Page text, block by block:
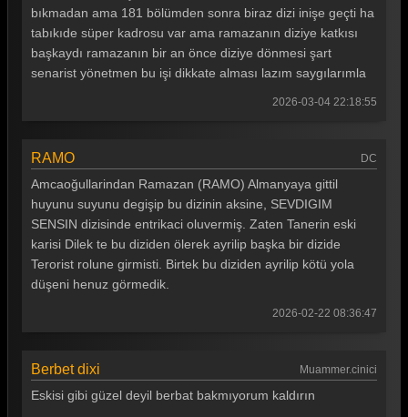
Gönül Dağı 168. Bölüm
Gönül Dağı 167. Bölüm
Gönül Dağı 166. Bölüm
Gönül Dağı 164. Bölüm
Gönül Dağı 163. Bölüm
Gönül Dağı 162. Bölüm
Gönül Dağı 161. Bölüm
Gönül Dağı 160. Bölüm
Gönül Dağı 157. Bölüm
bıkmadan ama 181 bölümden sonra biraz dizi inişe geçti ha
tabıkıde süper kadrosu var ama ramazanın diziye katkısı
başkaydı ramazanın bir an önce diziye dönmesi şart
senarist yönetmen bu işi dikkate alması lazım saygılarımla
2026-03-04 22:18:55
RAMO DC
Amcaoğullarindan Ramazan (RAMO) Almanyaya gittil
huyunu suyunu degişip bu dizinin aksine, SEVDIGIM
SENSIN dizisinde entrikaci oluvermiş. Zaten Tanerin eski
karisi Dilek te bu diziden ölerek ayrilip başka bir dizide
Terorist rolune girmisti. Birtek bu diziden ayrilip kötü yola
düşeni henuz görmedik.
2026-02-22 08:36:47
Berbet dixi Muammer.cinici
Eskisi gibi güzel deyil berbat bakmıyorum kaldırın